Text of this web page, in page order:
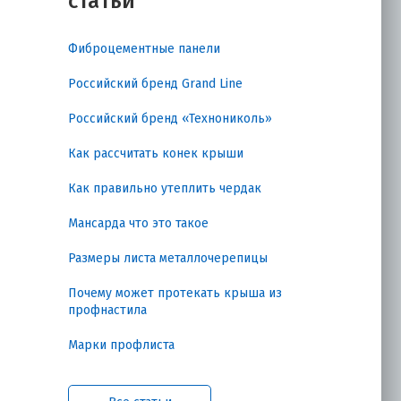
Фиброцементные панели
Российский бренд Grand Line
Российский бренд «Технониколь»
Как рассчитать конек крыши
Как правильно утеплить чердак
Мансарда что это такое
Размеры листа металлочерепицы
Почему может протекать крыша из
профнастила
Марки профлиста